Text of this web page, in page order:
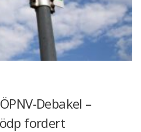
Debakel –
fordert